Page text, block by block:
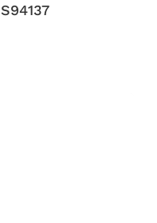
S94137